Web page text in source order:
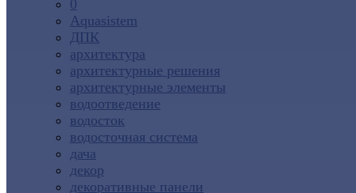
0
Aquasistem
ДПК
архитектура
архитектурные решения
архитектурные элементы
водоотведение
водосток
водосточная система
дача
декор
декоративные панели